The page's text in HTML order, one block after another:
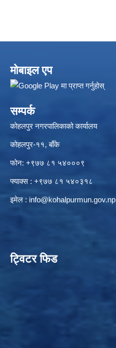
मोबाइल एप
सम्पर्क
कोहलपुर नगरपालिकाको कार्यालय
कोहलपुर-११, बाँके
फोन: +९७७ ८१ ५४०००९
फ्याक्स : +९७७ ८१ ५४०३१८
इमेल : info@kohalpurmun.gov.np
ट्विटर फिड